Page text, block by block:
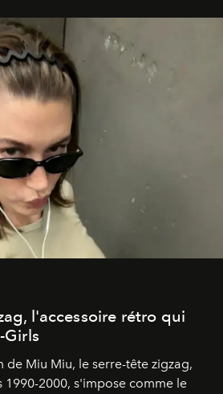
l'accessoire rétro qui
Girls
de Miu Miu, le serre-tête zigzag,
1990-2000, s'impose comme le